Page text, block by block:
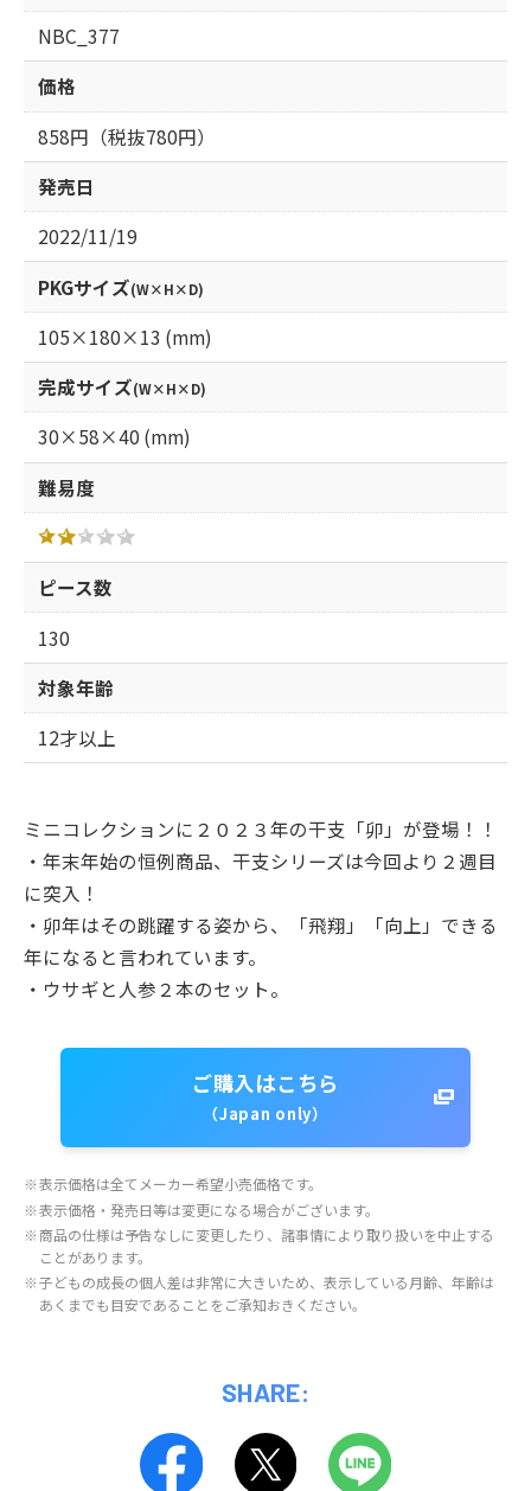
NBC_377
価格
858円（税抜780円）
発売日
2022/11/19
PKGサイズ(W×H×D)
105×180×13 (mm)
完成サイズ(W×H×D)
30×58×40 (mm)
難易度
ピース数
130
対象年齢
12才以上
ミニコレクションに２０２３年の干支「卯」が登場！！
・年末年始の恒例商品、干支シリーズは今回より２週目
に突入！
・卯年はその跳躍する姿から、「飛翔」「向上」できる
年になると言われています。
・ウサギと人参２本のセット。
ご購入はこちら
（Japan only）
※表示価格は全てメーカー希望小売価格です。
※表示価格・発売日等は変更になる場合がございます。
※商品の仕様は予告なしに変更したり、諸事情により取り扱いを中止する
ことがあります。
※子どもの成長の個人差は非常に大きいため、表示している月齢、年齢は
あくまでも目安であることをご承知おきください。
SHARE: